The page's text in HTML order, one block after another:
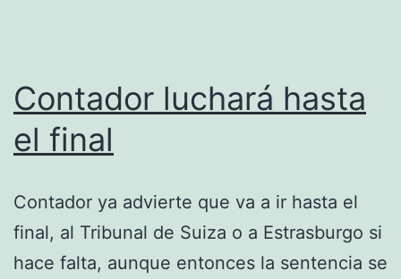
Contador luchará hasta
el final
Contador ya advierte que va a ir hasta el
final, al Tribunal de Suiza o a Estrasburgo si
hace falta, aunque entonces la sentencia se